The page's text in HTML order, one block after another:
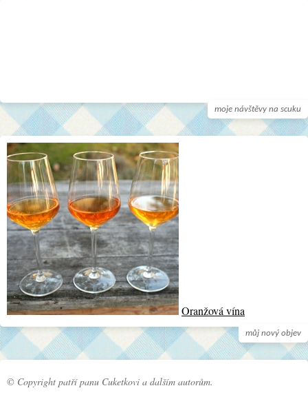
moje návštěvy na scuku
můj nový objev
Oranžová vína
© Copyright patří panu Cuketkovi a dalším autorům.